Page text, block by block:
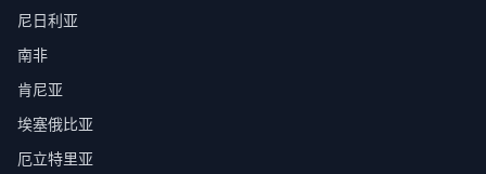
尼日利亚
南非
肯尼亚
埃塞俄比亚
厄立特里亚